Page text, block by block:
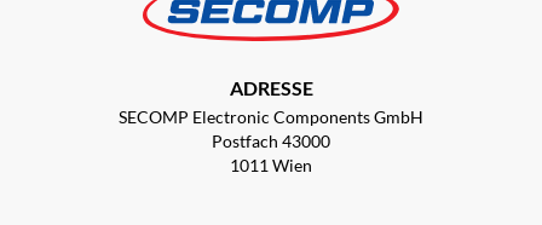
ADRESSE
SECOMP Electronic Components GmbH
Postfach 43000
1011 Wien